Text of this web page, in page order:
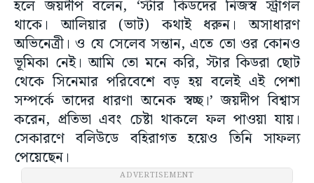
হলে জয়দীপ বলেন, ‘স্টার কিডদের নিজস্ব স্ট্রাগল
থাকে। আলিয়ার (ভাট) কথাই ধরুন। অসাধারণ
অভিনেত্রী। ও যে সেলেব সন্তান, এতে তো ওর কোনও
ভূমিকা নেই। আমি তো মনে করি, স্টার কিডরা ছোট
থেকে সিনেমার পরিবেশে বড় হয় বলেই এই পেশা
সম্পর্কে তাদের ধারণা অনেক স্বচ্ছ।’ জয়দীপ বিশ্বাস
করেন, প্রতিভা এবং চেষ্টা থাকলে ফল পাওয়া যায়।
সেকারণে বলিউডে বহিরাগত হয়েও তিনি সাফল্য
পেয়েছেন।
ADVERTISEMENT